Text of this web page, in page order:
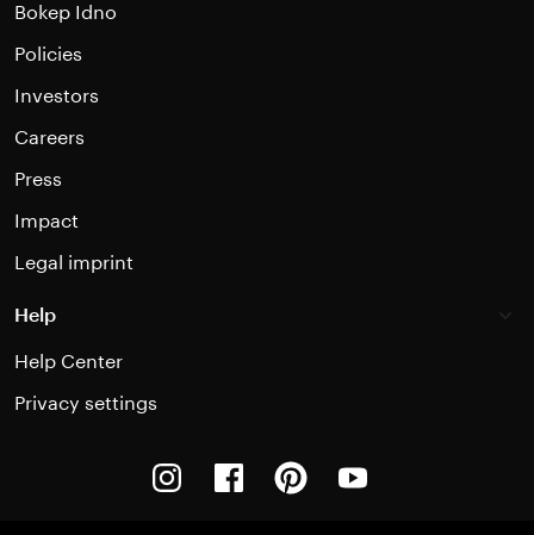
Bokep Idno
Policies
Investors
Careers
Press
Impact
Legal imprint
Help
Help Center
Privacy settings
InstagramFacebookPinterest